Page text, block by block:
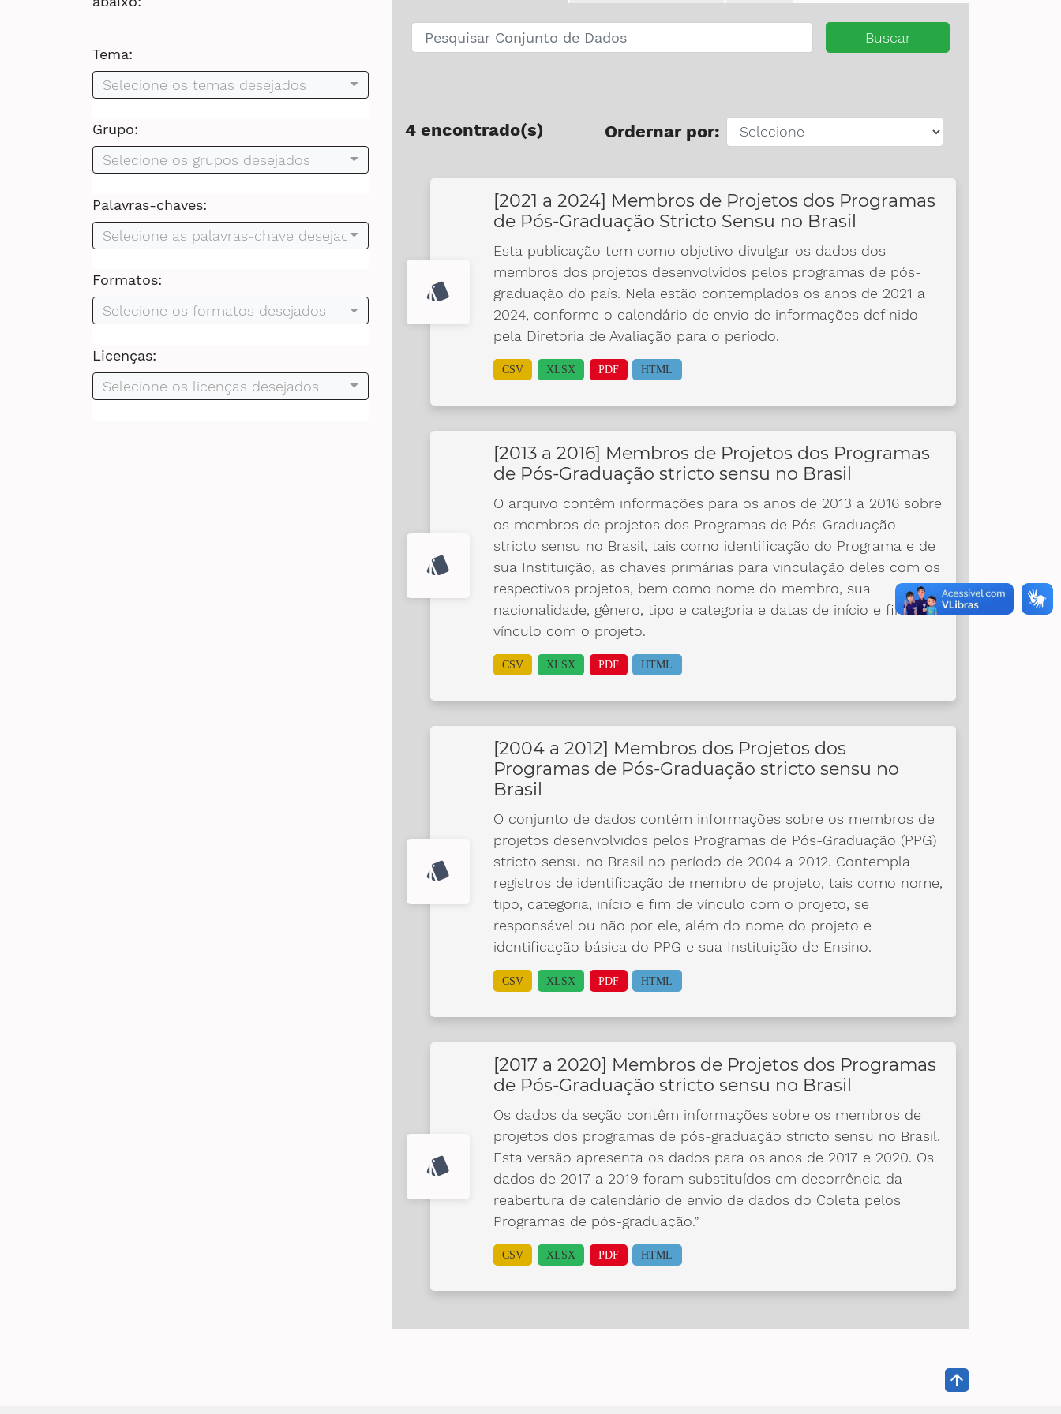
Tema:
Selecione os temas desejados
Grupo:
Selecione os grupos desejados
Palavras-chaves:
Selecione as palavras-chave desejadas
Formatos:
Selecione os formatos desejados
Licenças:
Selecione os licenças desejados
Buscar
4 encontrado(s) Ordernar por:
style
[2021 a 2024] Membros de Projetos dos Programas
de Pós-Graduação Stricto Sensu no Brasil
Esta publicação tem como objetivo divulgar os dados dos
membros dos projetos desenvolvidos pelos programas de pós-
graduação do país. Nela estão contemplados os anos de 2021 a
2024, conforme o calendário de envio de informações definido
pela Diretoria de Avaliação para o período.
CSV XLSX PDF HTML
style
[2013 a 2016] Membros de Projetos dos Programas
de Pós-Graduação stricto sensu no Brasil
O arquivo contêm informações para os anos de 2013 a 2016 sobre
os membros de projetos dos Programas de Pós-Graduação
stricto sensu no Brasil, tais como identificação do Programa e de
sua Instituição, as chaves primárias para vinculação deles com os
respectivos projetos, bem como nome do membro, sua
nacionalidade, gênero, tipo e categoria e datas de início e fim de
vínculo com o projeto.
CSV XLSX PDF HTML
style
[2004 a 2012] Membros dos Projetos dos
Programas de Pós-Graduação stricto sensu no
Brasil
O conjunto de dados contém informações sobre os membros de
projetos desenvolvidos pelos Programas de Pós-Graduação (PPG)
stricto sensu no Brasil no período de 2004 a 2012. Contempla
registros de identificação de membro de projeto, tais como nome,
tipo, categoria, início e fim de vínculo com o projeto, se
responsável ou não por ele, além do nome do projeto e
identificação básica do PPG e sua Instituição de Ensino.
CSV XLSX PDF HTML
style
[2017 a 2020] Membros de Projetos dos Programas
de Pós-Graduação stricto sensu no Brasil
Os dados da seção contêm informações sobre os membros de
projetos dos programas de pós-graduação stricto sensu no Brasil.
Esta versão apresenta os dados para os anos de 2017 e 2020. Os
dados de 2017 a 2019 foram substituídos em decorrência da
reabertura de calendário de envio de dados do Coleta pelos
Programas de pós-graduação.”
CSV XLSX PDF HTML
arrow_upward